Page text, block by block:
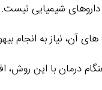
شیمیایی نیست.
آن، نیاز به انجام
درمان با این روش،